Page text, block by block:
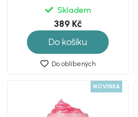
Skladem
389 Kč
Do košíku
Do oblíbených
NOVINKA